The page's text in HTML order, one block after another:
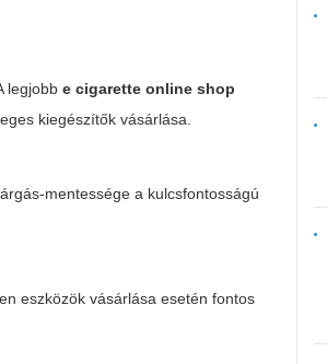
legjobbe cigarette online shop
kiegészítők vásárlása.
mentessége a kulcsfontosságú
eszközök vásárlása esetén fontos